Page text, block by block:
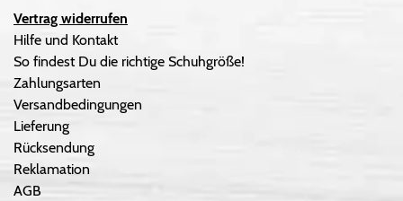
Vertrag widerrufen
Hilfe und Kontakt
So findest Du die richtige Schuhgröße!
Zahlungsarten
Versandbedingungen
Lieferung
Rücksendung
Reklamation
AGB